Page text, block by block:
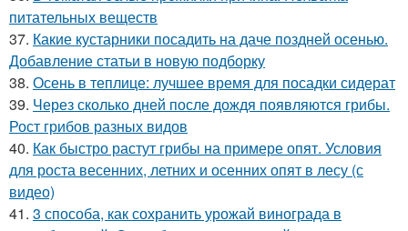
питательных веществ
37. Какие кустарники посадить на даче поздней осенью.
Добавление статьи в новую подборку
38. Осень в теплице: лучшее время для посадки сидерат
39. Через сколько дней после дождя появляются грибы.
Рост грибов разных видов
40. Как быстро растут грибы на примере опят. Условия
для роста весенних, летних и осенних опят в лесу (с
видео)
41. 3 способа, как сохранить урожай винограда в